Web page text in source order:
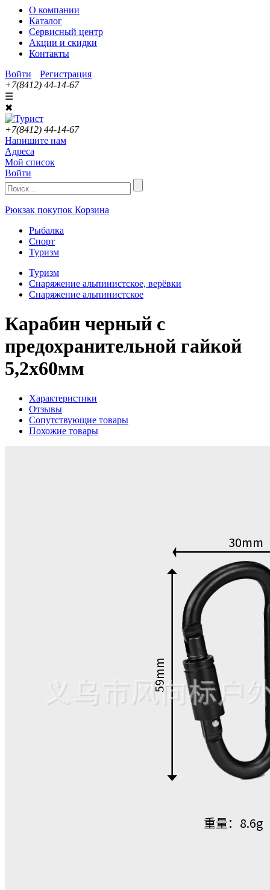
О компании
Каталог
Сервисный центр
Акции и скидки
Контакты
Войти
Регистрация
+7(8412) 44-14-67
☰
✖
+7(8412) 44-14-67
Напишите нам
Адреса
Мой список
Войти
Рюкзак покупок Корзина
Рыбалка
Спорт
Туризм
Туризм
Снаряжение альпинистское, верёвки
Снаряжение альпинистское
Карабин черный с
предохранительной гайкой
5,2х60мм
Характеристики
Отзывы
Сопутствующие товары
Похожие товары